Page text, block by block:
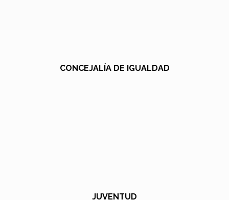
CONCEJALÍA DE IGUALDAD
JUVENTUD